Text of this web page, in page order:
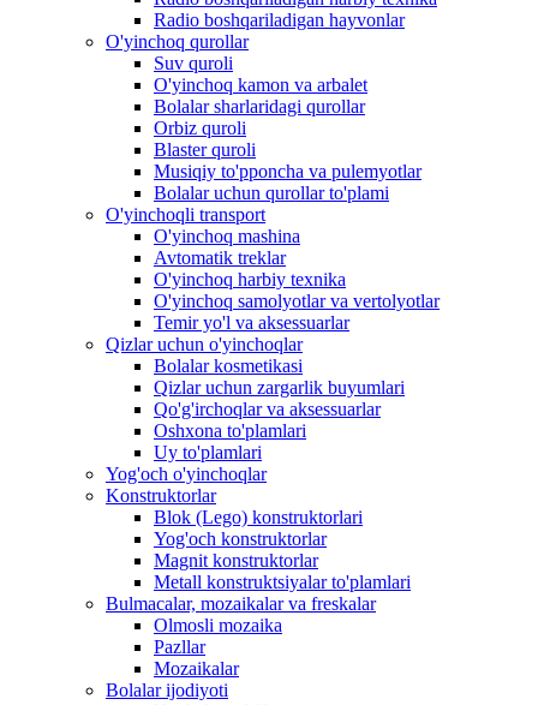
Radio boshqariladigan hayvonlar
O'yinchoq qurollar
Suv quroli
O'yinchoq kamon va arbalet
Bolalar sharlaridagi qurollar
Orbiz quroli
Blaster quroli
Musiqiy to'pponcha va pulemyotlar
Bolalar uchun qurollar to'plami
O'yinchoqli transport
O'yinchoq mashina
Avtomatik treklar
O'yinchoq harbiy texnika
O'yinchoq samolyotlar va vertolyotlar
Temir yo'l va aksessuarlar
Qizlar uchun o'yinchoqlar
Bolalar kosmetikasi
Qizlar uchun zargarlik buyumlari
Qo'g'irchoqlar va aksessuarlar
Oshxona to'plamlari
Uy to'plamlari
Yog'och o'yinchoqlar
Konstruktorlar
Blok (Lego) konstruktorlari
Yog'och konstruktorlar
Magnit konstruktorlar
Metall konstruktsiyalar to'plamlari
Bulmacalar, mozaikalar va freskalar
Olmosli mozaika
Pazllar
Mozaikalar
Bolalar ijodiyoti